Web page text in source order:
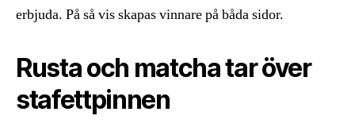
erbjuda. På så vis skapas vinnare på båda sidor.
Rusta och matcha tar över
stafettpinnen